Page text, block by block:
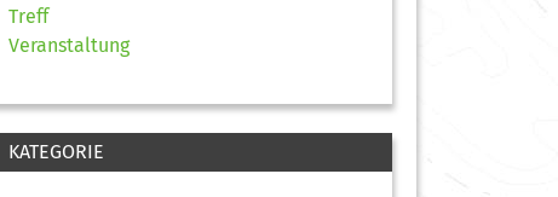
Treff
Veranstaltung
KATEGORIE